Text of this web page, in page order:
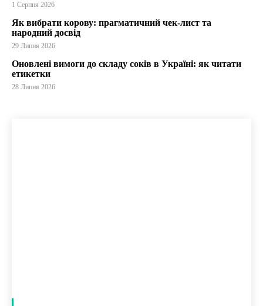
1 Серпня 2026
Як вибрати корову: прагматичний чек-лист та
народний досвід
29 Липня 2026
Оновлені вимоги до складу соків в Україні: як читати
етикетки
28 Липня 2026